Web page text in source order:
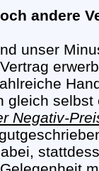
andere
unser
gleich
Negativ-